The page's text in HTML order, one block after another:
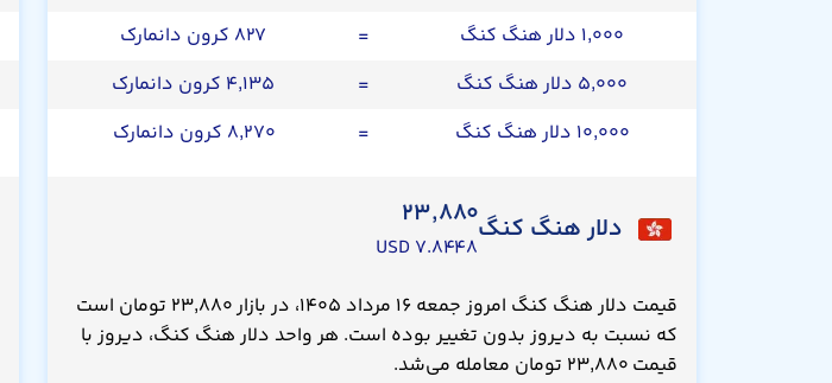
۱,۰۰۰ دلار هنگ کنگ
=
۸۲۷ کرون دانمارک
۵,۰۰۰ دلار هنگ کنگ
=
۴,۱۳۵ کرون دانمارک
۱۰,۰۰۰ دلار هنگ کنگ
= ۸,۲۷۰ کرون دانمارک
دلار هنگ کنگ۲۳,۸۸۰
۷.۸۴۴۸ USD
قیمت دلار هنگ کنگ امروز جمعه ۱۶ مرداد ۱۴۰۵، در بازار ۲۳,۸۸۰ تومان است
که نسبت به دیروز بدون تغییر بوده است. هر واحد دلار هنگ کنگ، دیروز با
قیمت ۲۳,۸۸۰ تومان معامله می‌شد.